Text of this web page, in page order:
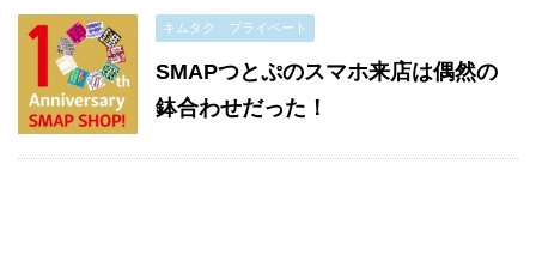
キムタク プライベート
SMAPつとぷのスマホ来店は偶然の
鉢合わせだった！